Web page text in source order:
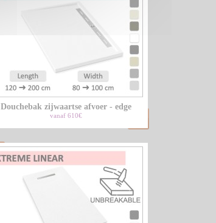
Douchebak zijwaartse afvoer - edge
vanaf 610€